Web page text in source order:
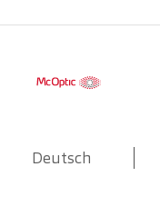
Deutsch